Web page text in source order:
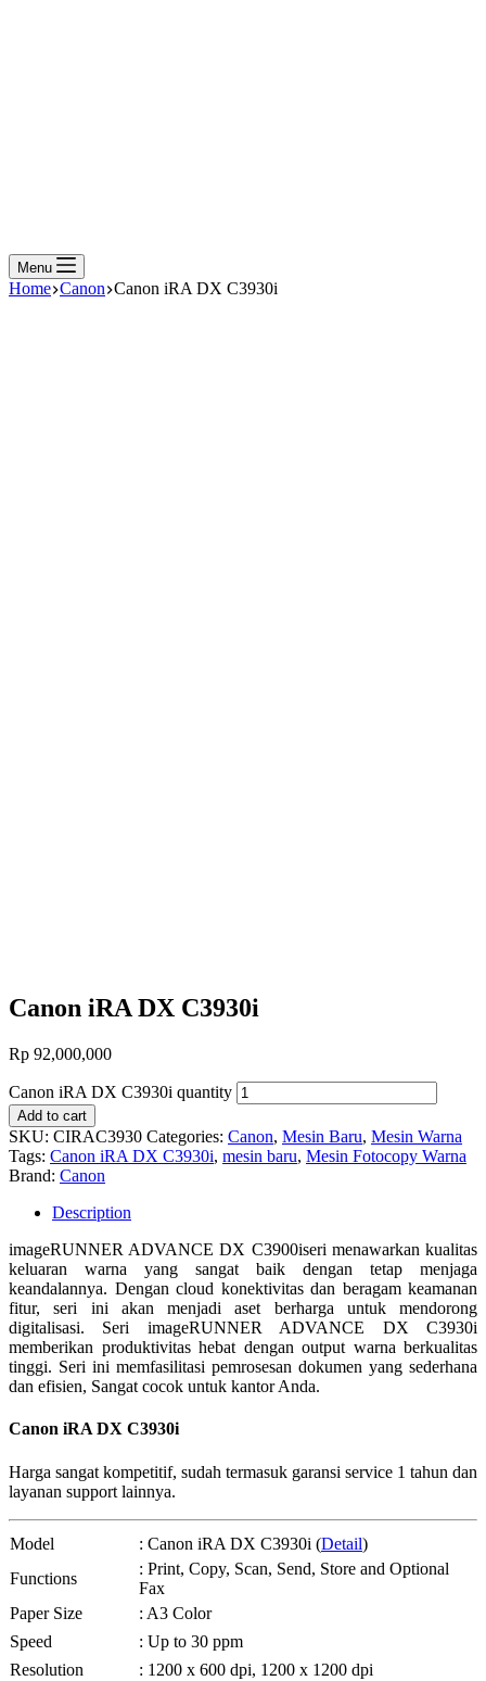
Menu
Home Canon Canon iRA DX C3930i
Canon iRA DX C3930i
Rp 92,000,000
Canon iRA DX C3930i quantity
Add to cart
SKU: CIRAC3930 Categories: Canon, Mesin Baru, Mesin Warna
Tags: Canon iRA DX C3930i, mesin baru, Mesin Fotocopy Warna
Brand: Canon
Description
imageRUNNER ADVANCE DX C3900iseri menawarkan kualitas
keluaran warna yang sangat baik dengan tetap menjaga
keandalannya. Dengan cloud konektivitas dan beragam keamanan
fitur, seri ini akan menjadi aset berharga untuk mendorong
digitalisasi. Seri imageRUNNER ADVANCE DX C3930i
memberikan produktivitas hebat dengan output warna berkualitas
tinggi. Seri ini memfasilitasi pemrosesan dokumen yang sederhana
dan efisien, Sangat cocok untuk kantor Anda.
Canon iRA DX C3930i
Harga sangat kompetitif, sudah termasuk garansi service 1 tahun dan
layanan support lainnya.
Model : Canon iRA DX C3930i (Detail)
Functions
: Print, Copy, Scan, Send, Store and Optional
Fax
Paper Size
: A3 Color
Speed
: Up to 30 ppm
Resolution
: 1200 x 600 dpi, 1200 x 1200 dpi